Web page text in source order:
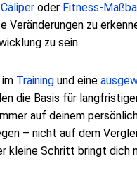
Caliper oder Fitness-
Veränderungen zu
zu sein.
Training und eine
die Basis für
auf deinem
– nicht auf dem
kleine Schritt bringt dich